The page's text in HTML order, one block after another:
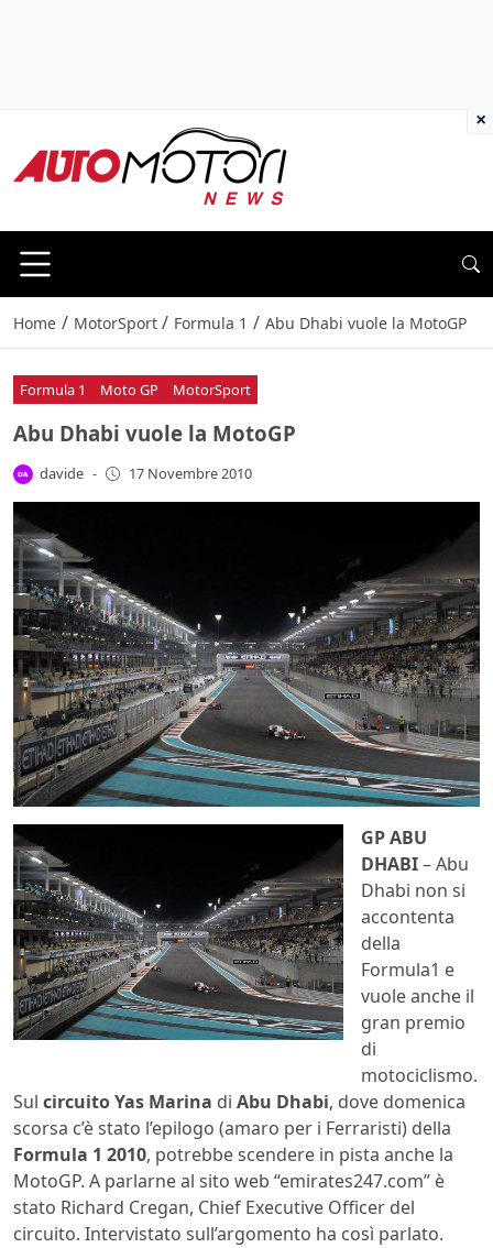
Home / MotorSport / Formula 1 / Abu Dhabi vuole la MotoGP
Formula 1 Moto GP MotorSport
Abu Dhabi vuole la MotoGP
davide - 17 Novembre 2010
GP ABU
DHABI– Abu
Dhabi non si
accontenta
della
Formula1 e
vuole anche il
gran premio
di
motociclismo.
Sul circuito Yas Marina di Abu Dhabi, dove domenica
scorsa c’è stato l’epilogo (amaro per i Ferraristi) della
Formula 1 2010, potrebbe scendere in pista anche la
MotoGP. A parlarne al sito web “emirates247.com” è
stato Richard Cregan, Chief Executive Officer del
circuito. Intervistato sull’argomento ha così parlato.
×